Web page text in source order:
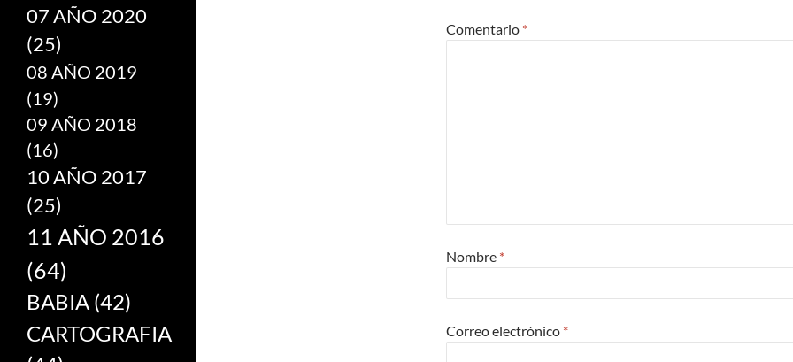
Comentario *
Nombre *
Correo electrónico *
07 AÑO 2020
(25)
08 AÑO 2019
(19)
09 AÑO 2018
(16)
10 AÑO 2017
(25)
11 AÑO 2016
(64)
BABIA (42)
CARTOGRAFIA